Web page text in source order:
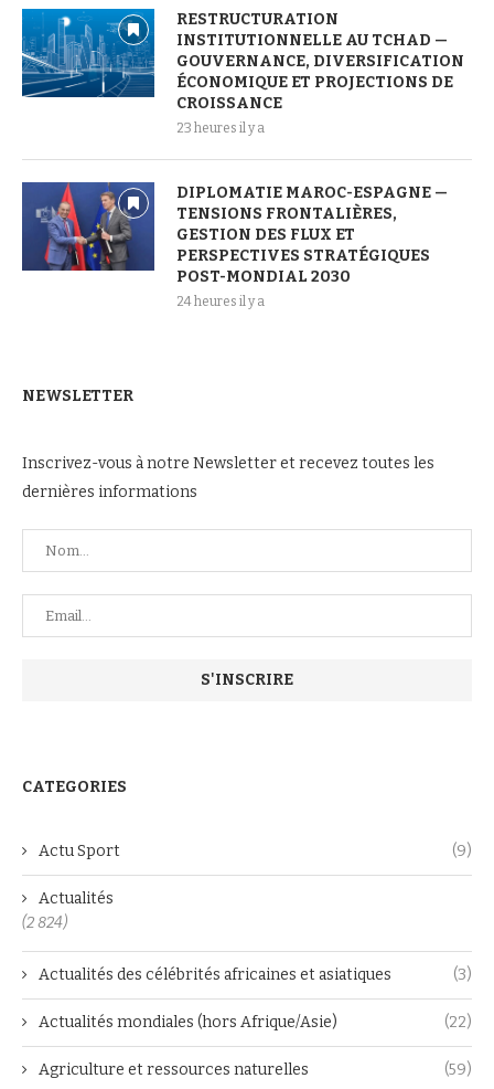
RESTRUCTURATION
INSTITUTIONNELLE AU TCHAD —
GOUVERNANCE, DIVERSIFICATION
ÉCONOMIQUE ET PROJECTIONS DE
CROISSANCE
23 heures il y a
DIPLOMATIE MAROC-ESPAGNE —
TENSIONS FRONTALIÈRES,
GESTION DES FLUX ET
PERSPECTIVES STRATÉGIQUES
POST-MONDIAL 2030
24 heures il y a
NEWSLETTER
Inscrivez-vous à notre Newsletter et recevez toutes les
dernières informations
CATEGORIES
Actu Sport (9)
Actualités
(2 824)
Actualités des célébrités africaines et asiatiques (3)
Actualités mondiales (hors Afrique/Asie) (22)
Agriculture et ressources naturelles (59)